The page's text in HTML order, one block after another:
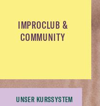
IMPROCLUB &
COMMUNITY
UNSER KURSSYSTEM